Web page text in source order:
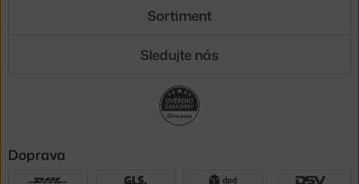
Sortiment
Sledujte nás
Doprava